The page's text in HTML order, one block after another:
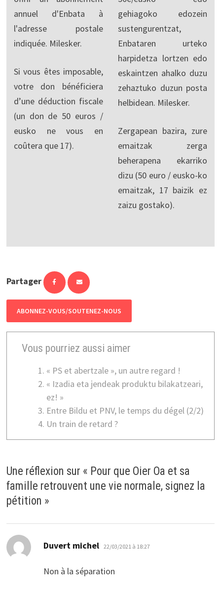
annuel d'Enbata à
l'adresse postale
indiquée. Milesker.
Si vous êtes imposable,
votre don bénéficiera
d’une déduction fiscale
(un don de 50 euros /
eusko ne vous en
coûtera que 17).
gehiagoko edozein
sustengurentzat,
Enbataren urteko
harpidetza lortzen edo
eskaintzen ahalko duzu
zehaztuko duzun posta
helbidean. Milesker.
Zergapean bazira, zure
emaitzak zerga
beherapena ekarriko
dizu (50 euro / eusko-ko
emaitzak, 17 baizik ez
zaizu gostako).
Partager
ABONNEZ-VOUS/SOUTENEZ-NOUS
Vous pourriez aussi aimer
« PS et abertzale », un autre regard !
« Izadia eta jendeak produktu bilakatzeari,
ez! »
Entre Bildu et PNV, le temps du dégel (2/2)
Un train de retard ?
Une réflexion sur « Pour que Oier Oa et sa
famille retrouvent une vie normale, signez la
pétition »
Duvert michel dit :
22/03/2021 à 18:27
Non à la séparation